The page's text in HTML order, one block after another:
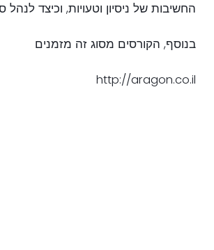
החשיבות של ניסיון וטעויות, וכיצד לנהל
בנוסף, הקורסים מסוג זה מזמנים
http://aragon.co.il